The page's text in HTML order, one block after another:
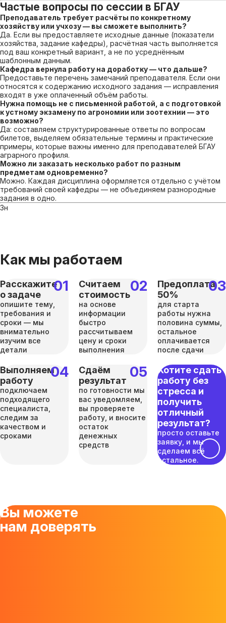
Частые вопросы по сессии в БГАУ
Преподаватель требует расчёты по конкретному
хозяйству или учхозу — вы сможете выполнить?
Да. Если вы предоставляете исходные данные (показатели
хозяйства, задание кафедры), расчётная часть выполняется
под ваш конкретный вариант, а не по усреднённым
шаблонным данным.
Кафедра вернула работу на доработку — что дальше?
Предоставьте перечень замечаний преподавателя. Если они
относятся к содержанию исходного задания — исправления
входят в уже оплаченный объём работы.
Нужна помощь не с письменной работой, а с подготовкой
к устному экзамену по агрономии или зоотехнии — это
возможно?
Да: составляем структурированные ответы по вопросам
билетов, выделяем обязательные термины и практические
примеры, которые важны именно для преподавателей БГАУ
аграрного профиля.
Можно ли заказать несколько работ по разным
предметам одновременно?
Можно. Каждая дисциплина оформляется отдельно с учётом
требований своей кафедры — не объединяем разнородные
задания в одно.
Зн
Как мы работаем
Расскажите
о задаче
опишите тему,
требования и
сроки — мы
внимательно
изучим все
детали
Считаем
стоимость
на основе
информации
быстро
рассчитываем
цену и сроки
выполнения
Предоплата
50%
для старта
работы нужна
половина суммы,
остальное
оплачивается
после сдачи
Выполняем
работу
подключаем
подходящего
специалиста,
следим за
качеством и
сроками
Сдаём
результат
по готовности мы
вас уведомляем,
вы проверяете
работу, и вносите
остаток
денежных
средств
Хотите сдать
работу без
стресса и
получить
отличный
результат?
просто оставьте
заявку, и мы
сделаем всё
остальное.
Вы можете
нам доверять